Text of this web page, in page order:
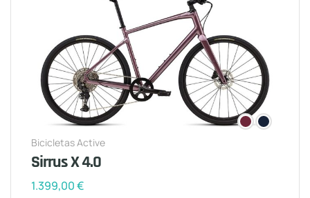
Bicicletas Active
Sirrus X 4.0
1.399,00€